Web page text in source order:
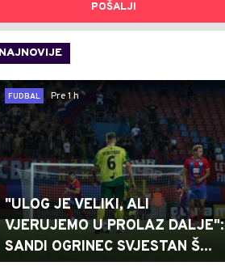
POŠALJI
NAJNOVIJE
FUDBAL
Pre 1 h
"ULOG JE VELIKI, ALI
VJERUJEMO U PROLAZ DALJE":
SANDI OGRINEC SVJESTAN Š...